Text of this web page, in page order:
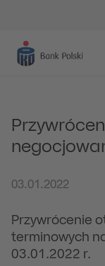
03.01.2022
Przywrócenie
terminowych
03.01.2022 r.